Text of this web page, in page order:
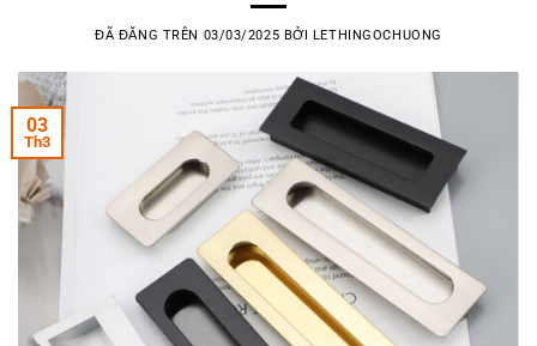
ĐÃ ĐĂNG TRÊN 03/03/2025 BỞI LETHINGOCHUONG
03
Th3